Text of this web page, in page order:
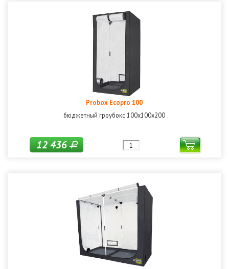
Probox Ecopro 100
бюджетный гроубокс 100х100х200
12 436Р